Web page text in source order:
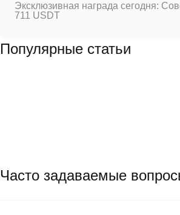
Эксклюзивная награда сегодня:
711 USDT
Популярные статьи
Часто задаваемые